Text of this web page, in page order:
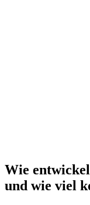
Wie
und wie viel